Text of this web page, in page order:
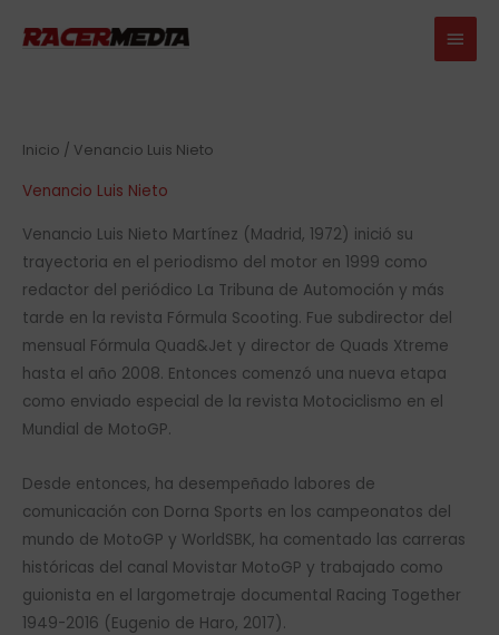
Inicio / Venancio Luis Nieto
Venancio Luis Nieto
Venancio Luis Nieto Martínez (Madrid, 1972) inició su
trayectoria en el periodismo del motor en 1999 como
redactor del periódico La Tribuna de Automoción y más
tarde en la revista Fórmula Scooting. Fue subdirector del
mensual Fórmula Quad&Jet y director de Quads Xtreme
hasta el año 2008. Entonces comenzó una nueva etapa
como enviado especial de la revista Motociclismo en el
Mundial de MotoGP.
Desde entonces, ha desempeñado labores de
comunicación con Dorna Sports en los campeonatos del
mundo de MotoGP y WorldSBK, ha comentado las carreras
históricas del canal Movistar MotoGP y trabajado como
guionista en el largometraje documental Racing Together
1949-2016 (Eugenio de Haro, 2017).